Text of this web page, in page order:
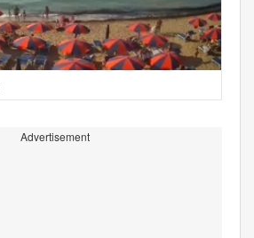
Advertisement